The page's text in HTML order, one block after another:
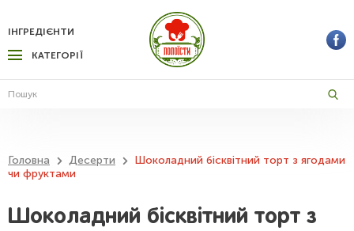
КАТЕГОРІЇ
ІНГРЕДІЄНТИ
Головна Десерти
Шоколадний бісквітний торт з ягодами
чи фруктами
Шоколадний бісквітний торт з